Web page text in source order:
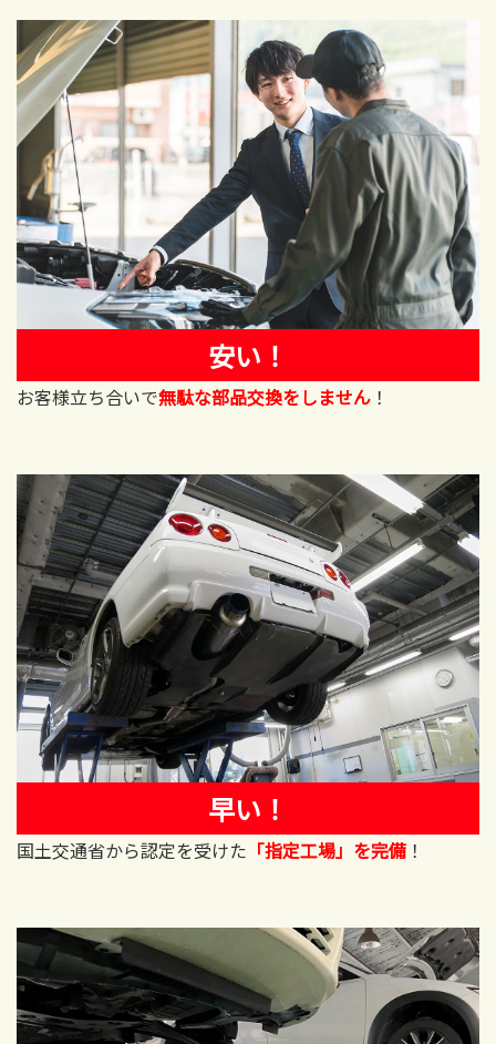
安い！
お客様立ち合いで無駄な部品交換をしません ！
早い！
国土交通省から認定を受けた 「指定工場」を完備 ！